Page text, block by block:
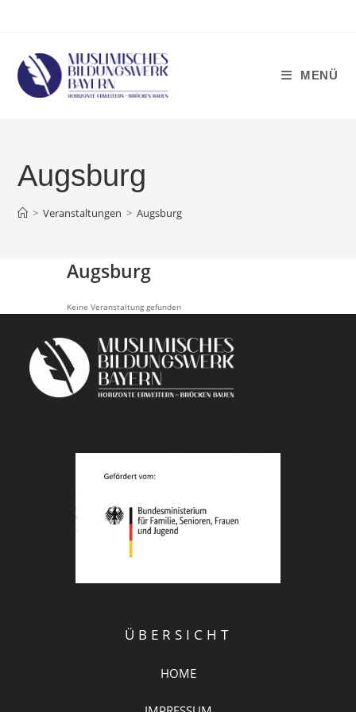
MENÜ
Augsburg
> Veranstaltungen > Augsburg
Augsburg
Keine Veranstaltung gefunden
ÜBERSICHT
HOME